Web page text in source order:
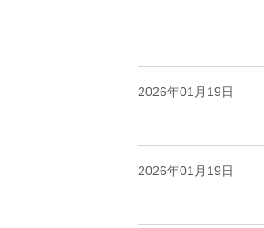
2026年01月19日
2026年01月19日